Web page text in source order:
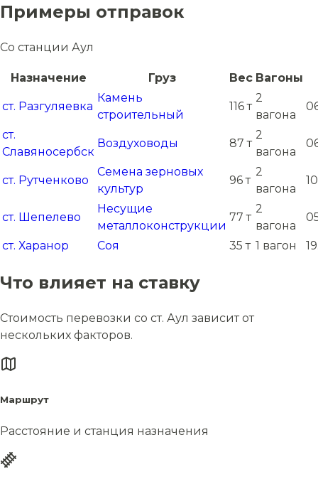
Примеры отправок
Со станции Аул
Назначение Груз Вес Вагоны
ст. Разгуляевка
Камень
строительный
116 т
2
вагона
ст.
Славяносербск
Воздуховоды 87 т
2
вагона
ст. Рутченково
Семена зерновых
культур
96 т
2
вагона
ст. Шепелево
Несущие
металлоконструкции
77 т
2
вагона
ст. Харанор Соя 35 т 1 вагон
Что влияет на ставку
Стоимость перевозки со ст. Аул зависит от
нескольких факторов.
Маршрут
Расстояние и станция назначения